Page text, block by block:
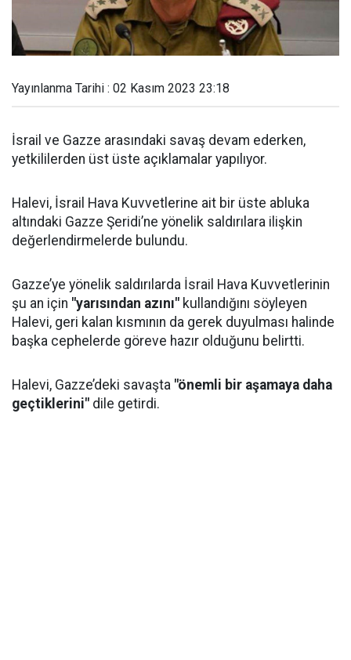
Yayınlanma Tarihi : 02 Kasım 2023 23:18
İsrail ve Gazze arasındaki savaş devam ederken,
yetkililerden üst üste açıklamalar yapılıyor.
Halevi, İsrail Hava Kuvvetlerine ait bir üste abluka
altındaki Gazze Şeridi’ne yönelik saldırılara ilişkin
değerlendirmelerde bulundu.
Gazze’ye yönelik saldırılarda İsrail Hava Kuvvetlerinin
şu an için "yarısından azını" kullandığını söyleyen
Halevi, geri kalan kısmının da gerek duyulması halinde
başka cephelerde göreve hazır olduğunu belirtti.
Halevi, Gazze’deki savaşta "önemli bir aşamaya daha
geçtiklerini" dile getirdi.